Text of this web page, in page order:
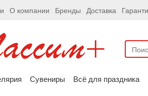
О компании Бренды Доставка
Сувениры Всё для праздника